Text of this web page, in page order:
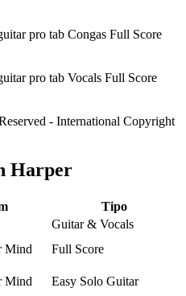
- International Copyright
Harper
Tipo
Guitar & Vocals
Mind
Full Score
Mind
Easy Solo Guitar